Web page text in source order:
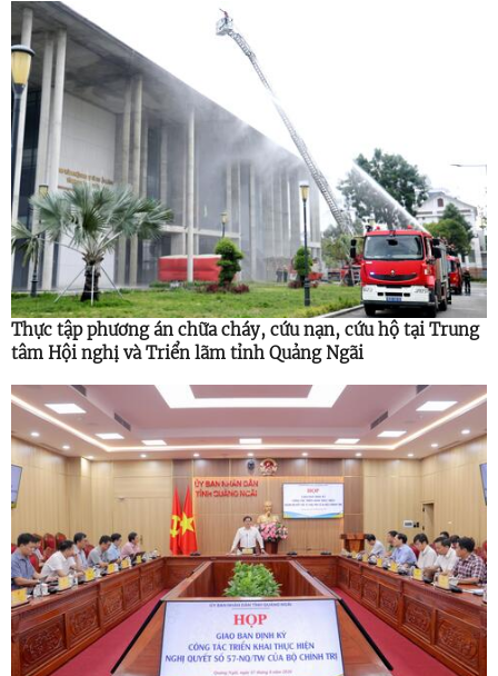
Thực tập phương án chữa cháy, cứu nạn, cứu hộ tại Trung
tâm Hội nghị và Triển lãm tỉnh Quảng Ngãi